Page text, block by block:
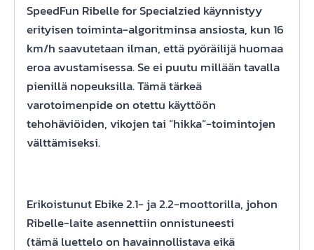
SpeedFun Ribelle for Specialzied käynnistyy
erityisen toiminta-algoritminsa ansiosta, kun 16
km/h saavutetaan ilman, että pyöräilijä huomaa
eroa avustamisessa. Se ei puutu millään tavalla
pienillä nopeuksilla. Tämä tärkeä
varotoimenpide on otettu käyttöön
tehohäviöiden, vikojen tai ”hikka”-toimintojen
välttämiseksi.
Erikoistunut Ebike 2.1- ja 2.2-moottorilla, johon
Ribelle-laite asennettiin onnistuneesti
(tämä luettelo on havainnollistava eikä